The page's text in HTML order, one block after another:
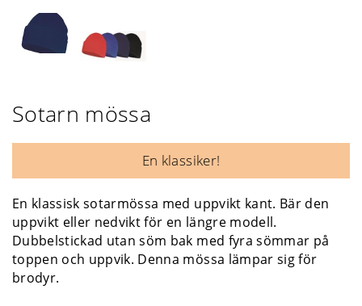
Sotarn mössa
En klassiker!
En klassisk sotarmössa med uppvikt kant. Bär den
uppvikt eller nedvikt för en längre modell.
Dubbelstickad utan söm bak med fyra sömmar på
toppen och uppvik. Denna mössa lämpar sig för
brodyr.